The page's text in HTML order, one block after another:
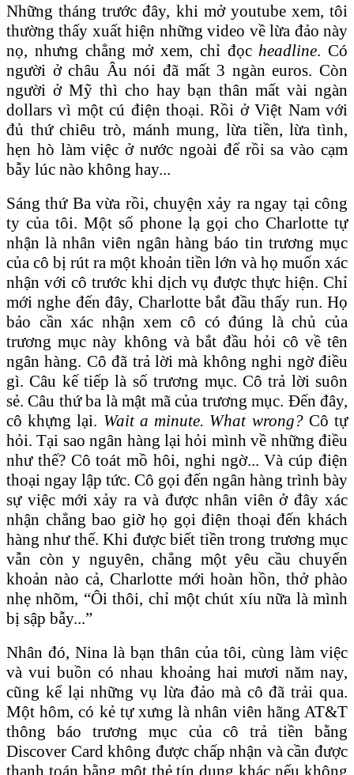
Những tháng trước đây, khi mở youtube xem, tôi
thường thấy xuất hiện những video về lừa đảo này
nọ, nhưng chẳng mở xem, chỉ đọcheadline. Có
người ở châu Âu nói đã mất 3 ngàn euros. Còn
người ở Mỹ thì cho hay bạn thân mất vài ngàn
dollars vì một cú điện thoại. Rồi ở Việt Nam với
đủ thứ chiêu trò, mánh mung, lừa tiền, lừa tình,
hẹn hò làm việc ở nước ngoài để rồi sa vào cạm
bẫy lúc nào không hay...
Sáng thứ Ba vừa rồi, chuyện xảy ra ngay tại công
ty của tôi. Một số phone lạ gọi cho Charlotte tự
nhận là nhân viên ngân hàng báo tin trương mục
của cô bị rút ra một khoản tiền lớn và họ muốn xác
nhận với cô trước khi dịch vụ được thực hiện. Chỉ
mới nghe đến đây, Charlotte bắt đầu thấy run. Họ
bảo cần xác nhận xem cô có đúng là chủ của
trương mục này không và bắt đầu hỏi cô về tên
ngân hàng. Cô đã trả lời mà không nghi ngờ điều
gì. Câu kế tiếp là số trương mục. Cô trả lời suôn
sẻ. Câu thứ ba là mật mã của trương mục. Đến đây,
cô khựng lại. Wait a minute. What wrong?Cô tự
hỏi. Tại sao ngân hàng lại hỏi mình về những điều
như thế? Cô toát mồ hôi, nghi ngờ... Và cúp điện
thoại ngay lập tức. Cô gọi đến ngân hàng trình bày
sự việc mới xảy ra và được nhân viên ở đây xác
nhận chẳng bao giờ họ gọi điện thoại đến khách
hàng như thế. Khi được biết tiền trong trương mục
vẫn còn y nguyên, chẳng một yêu cầu chuyển
khoản nào cả, Charlotte mới hoàn hồn, thở phào
nhẹ nhõm, “Ôi thôi, chỉ một chút xíu nữa là mình
bị sập bẫy...”
Nhân đó, Nina là bạn thân của tôi, cùng làm việc
và vui buồn có nhau khoảng hai mươi năm nay,
cũng kể lại những vụ lừa đảo mà cô đã trải qua.
Một hôm, có kẻ tự xưng là nhân viên hãng AT&T
thông báo trương mục của cô trả tiền bằng
Discover Card không được chấp nhận và cần được
thanh toán bằng một thẻ tín dụng khác nếu không